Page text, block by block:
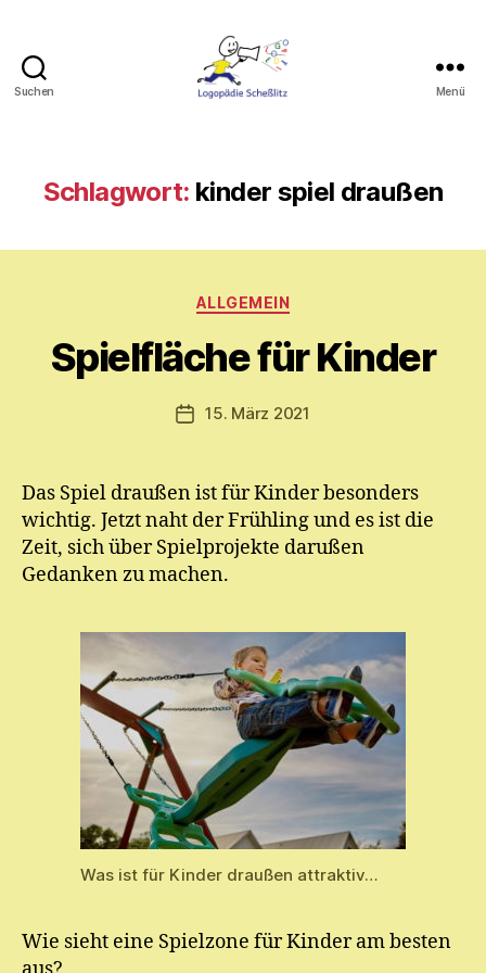
Suchen Menü
Schlagwort: kinder spiel draußen
Kategorien
ALLGEMEIN
Spielfläche für Kinder
Beitragsautor
n
y
ri
m
ic
h
el
Veröffentlichungsdatum
15. März 2021
Das Spiel draußen ist für Kinder besonders
wichtig. Jetzt naht der Frühling und es ist die
Zeit, sich über Spielprojekte darußen
Gedanken zu machen.
Was ist für Kinder draußen attraktiv…
Wie sieht eine Spielzone für Kinder am besten